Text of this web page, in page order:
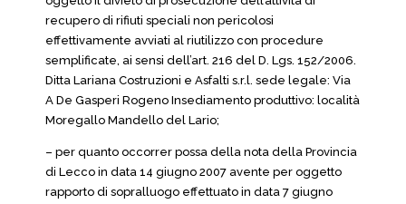
recupero di rifiuti speciali non pericolosi
effettivamente avviati al riutilizzo con procedure
semplificate, ai sensi dell’art. 216 del D. Lgs. 152/2006.
Ditta Lariana Costruzioni e Asfalti s.r.l. sede legale: Via
A De Gasperi Rogeno Insediamento produttivo: località
Moregallo Mandello del Lario;
– per quanto occorrer possa della nota della Provincia
di Lecco in data 14 giugno 2007 avente per oggetto
rapporto di sopralluogo effettuato in data 7 giugno